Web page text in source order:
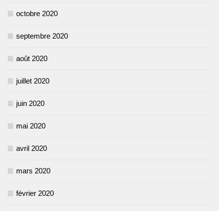
octobre 2020
septembre 2020
août 2020
juillet 2020
juin 2020
mai 2020
avril 2020
mars 2020
février 2020